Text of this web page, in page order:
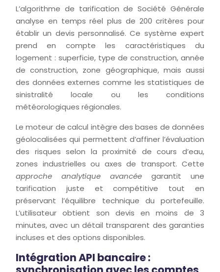
L’algorithme de tarification de Société Générale
analyse en temps réel plus de 200 critères pour
établir un devis personnalisé. Ce système expert
prend en compte les caractéristiques du
logement : superficie, type de construction, année
de construction, zone géographique, mais aussi
des données externes comme les statistiques de
sinistralité locale ou les conditions
météorologiques régionales.
Le moteur de calcul intègre des bases de données
géolocalisées qui permettent d’affiner l’évaluation
des risques selon la proximité de cours d’eau,
zones industrielles ou axes de transport. Cette
approche analytique avancée garantit une
tarification juste et compétitive tout en
préservant l’équilibre technique du portefeuille.
L’utilisateur obtient son devis en moins de 3
minutes, avec un détail transparent des garanties
incluses et des options disponibles.
Intégration API bancaire :